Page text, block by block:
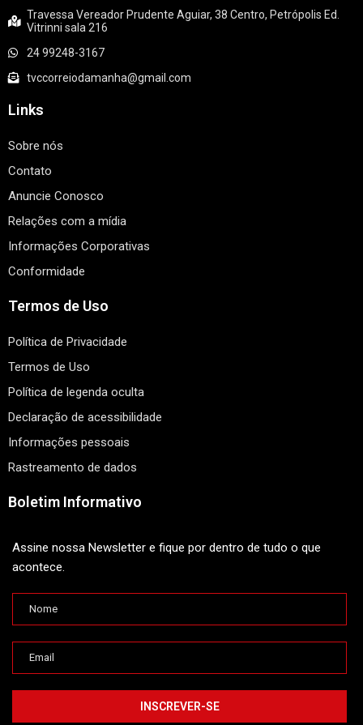
Travessa Vereador Prudente Aguiar, 38 Centro, Petrópolis Ed.
Vitrinni sala 216
24 99248-3167
tvccorreiodamanha@gmail.com
Links
Sobre nós
Contato
Anuncie Conosco
Relações com a mídia
Informações Corporativas
Conformidade
Termos de Uso
Política de Privacidade
Termos de Uso
Política de legenda oculta
Declaração de acessibilidade
Informações pessoais
Rastreamento de dados
Boletim Informativo
Assine nossa Newsletter e fique por dentro de tudo o que
acontece.